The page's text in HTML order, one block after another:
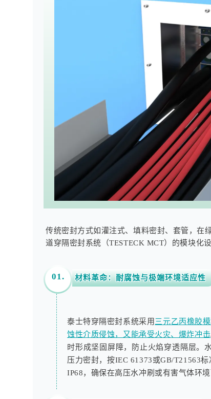
传统密封方式如灌注式、填料密封、套管，在
道穿隔密封系统（TESTECK MCT）的模块化
01. 材料革命：耐腐蚀与极端环境适应性
泰士特穿隔密封系统采用三元乙丙橡胶
蚀性介质侵蚀，又能承受火灾、爆炸冲击
时形成坚固屏障，防止火焰穿透隔层。
压力密封，按IEC 61373或GB/T21563
IP68，确保在高压水冲刷或有害气体环境